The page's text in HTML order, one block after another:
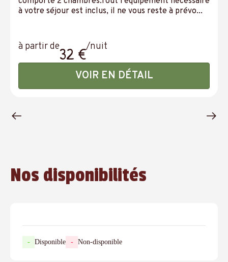
à votre séjour est inclus, il ne vous reste à prévo...
à partir de32 €/nuit
VOIR EN DÉTAIL
Nos disponibilités
- Disponible - Non-disponible